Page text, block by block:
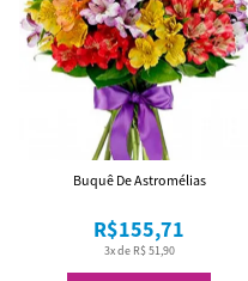
3x de R$ 51,90
R$155,71
Buquê De Astromélias